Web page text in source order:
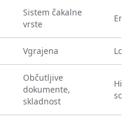
Sistem čakalne
vrste
Vgrajena
Občutljive
dokumente,
skladnost